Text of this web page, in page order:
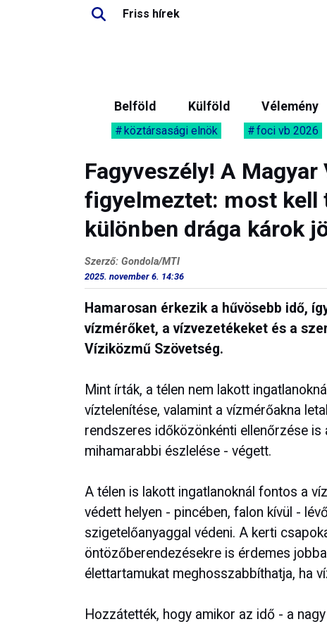
Friss hírek
Belföld Külföld Vélemény
köztársasági elnök foci vb 2026
Fagyveszély! A
figyelmeztet: most kell
különben drága károk
Szerző: Gondola/MTI
2025. november 6. 14:36
Hamarosan érkezik a hűvösebb idő,
vízmérőket, a vízvezetékeket és a
Víziközmű Szövetség.
Mint írták, a télen nem lakott
víztelenítése, valamint a vízmérőakna
rendszeres időközönkénti ellenőrzése
mihamarabbi észlelése - végett.
A télen is lakott ingatlanoknál fontos a
védett helyen - pincében, falon kívül -
szigetelőanyaggal védeni. A kerti
öntözőberendezésekre is érdemes
élettartamukat meghosszabbíthatja, ha
Hozzátették, hogy amikor az idő - a